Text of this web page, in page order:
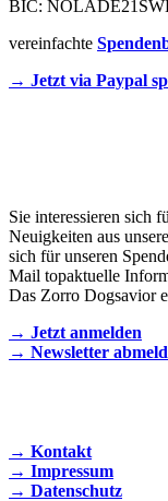
BIC:
vereinfachte
→ Jetzt via Paypal
Sie interessieren sich
Neuigkeiten aus
sich für unseren
Mail topaktuelle
Das Zorro Dogsavior
→ Jetzt anmelden
→ Newsletter
→ Kontakt
→ Impressum
→ Datenschutz